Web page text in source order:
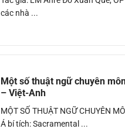
các nhà ...
Một số thuật ngữ chuyên
– Việt-Anh
MỘT SỐ THUẬT NGỮ CHUYÊN
Á bí tích: Sacramental ...